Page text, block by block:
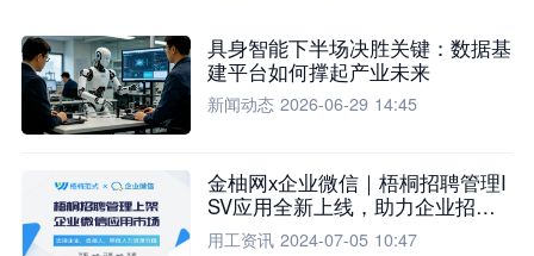
具身智能下半场决胜关键：数据基
建平台如何撑起产业未来
新闻动态 2026-06-29 14:45
金柚网x企业微信｜梧桐招聘管理I
SV应用全新上线，助力企业招聘
流程全面升级
用工资讯 2024-07-05 10:47